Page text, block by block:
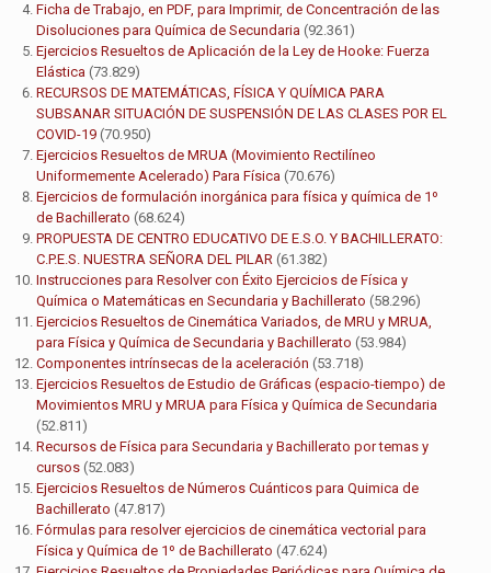
Ficha de Trabajo, en PDF, para Imprimir, de Concentración de las
Disoluciones para Química de Secundaria (92.361)
Ejercicios Resueltos de Aplicación de la Ley de Hooke: Fuerza
Elástica (73.829)
RECURSOS DE MATEMÁTICAS, FÍSICA Y QUÍMICA PARA
SUBSANAR SITUACIÓN DE SUSPENSIÓN DE LAS CLASES POR EL
COVID-19 (70.950)
Ejercicios Resueltos de MRUA (Movimiento Rectilíneo
Uniformemente Acelerado) Para Física (70.676)
Ejercicios de formulación inorgánica para física y química de 1º
de Bachillerato (68.624)
PROPUESTA DE CENTRO EDUCATIVO DE E.S.O. Y BACHILLERATO:
C.P.E.S. NUESTRA SEÑORA DEL PILAR (61.382)
Instrucciones para Resolver con Éxito Ejercicios de Física y
Química o Matemáticas en Secundaria y Bachillerato (58.296)
Ejercicios Resueltos de Cinemática Variados, de MRU y MRUA,
para Física y Química de Secundaria y Bachillerato (53.984)
Componentes intrínsecas de la aceleración (53.718)
Ejercicios Resueltos de Estudio de Gráficas (espacio-tiempo) de
Movimientos MRU y MRUA para Física y Química de Secundaria
(52.811)
Recursos de Física para Secundaria y Bachillerato por temas y
cursos (52.083)
Ejercicios Resueltos de Números Cuánticos para Quimica de
Bachillerato (47.817)
Fórmulas para resolver ejercicios de cinemática vectorial para
Física y Química de 1º de Bachillerato (47.624)